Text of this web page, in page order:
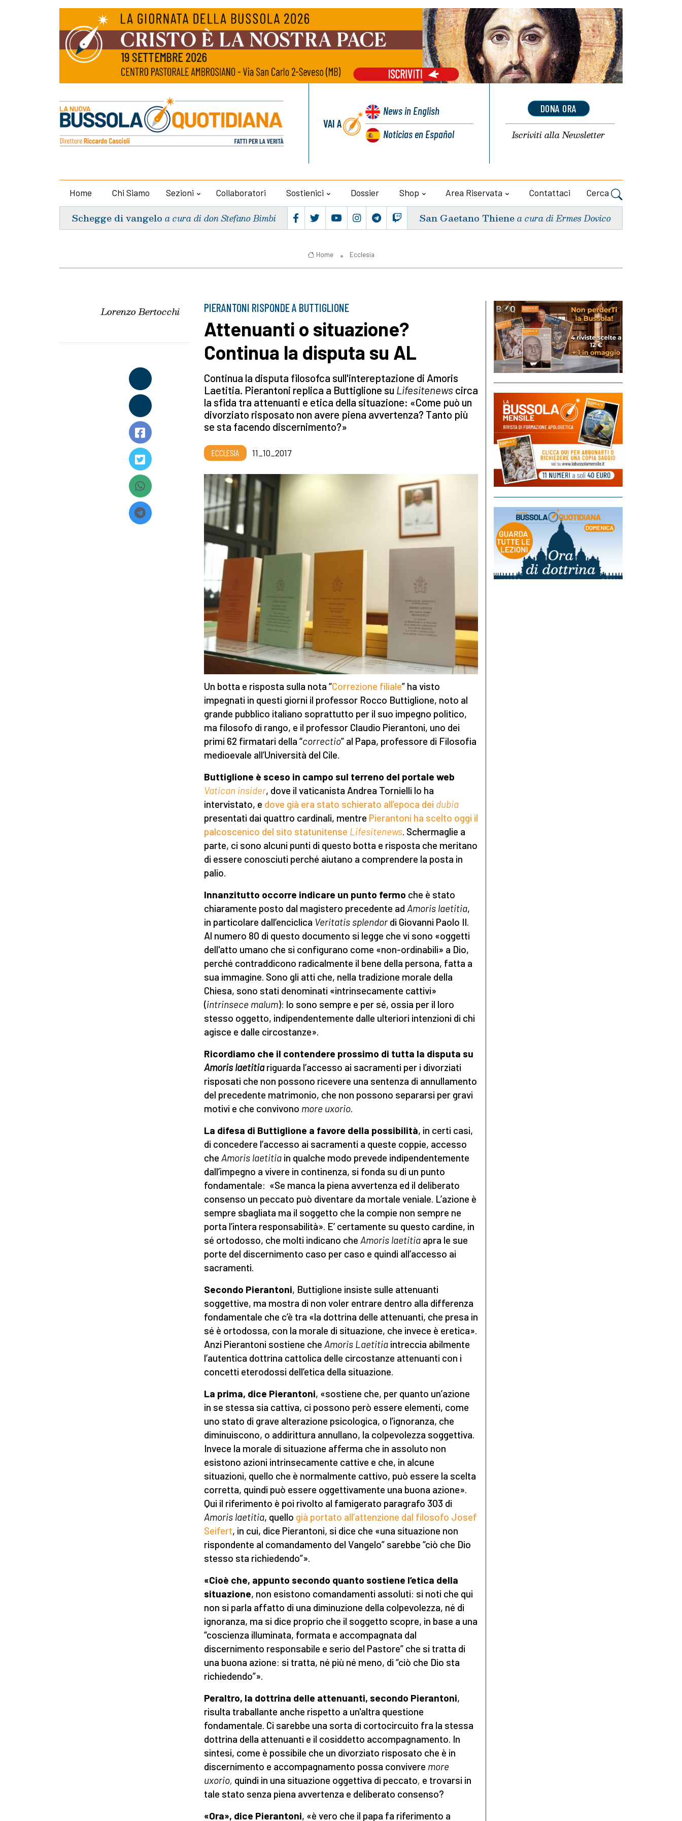
VAI A
Newsin English
Noticiasen Español
DONA ORA
Iscriviti allaNewsletter
Home Chi Siamo Sezioni Collaboratori Sostienici Dossier Shop Area Riservata Contattaci Cerca
Schegge di vangelo a cura di don Stefano Bimbi San Gaetano Thiene a cura di Ermes Dovico
Home Ecclesia
Lorenzo Bertocchi PIERANTONI RISPONDE A BUTTIGLIONE
Attenuanti o situazione?
Continua la disputa su AL
Continua la disputa filosofca sull'intereptazione di Amoris
Laetitia. Pierantoni replica a Buttiglione su Lifesitenews circa
la sfida tra attenuanti e etica della situazione: «Come può un
divorziato risposato non avere piena avvertenza? Tanto più
se sta facendo discernimento?»
ECCLESIA 11_10_2017
Un botta e risposta sulla nota “Correzione filiale” ha visto
impegnati in questi giorni il professor Rocco Buttiglione, noto al
grande pubblico italiano soprattutto per il suo impegno politico,
ma filosofo di rango, e il professor Claudio Pierantoni, uno dei
primi 62 firmatari della “correctio” al Papa, professore di Filosofia
medioevale all’Università del Cile.
Buttiglione è sceso in campo sul terreno del portale web
Vatican insider, dove il vaticanista Andrea Tornielli lo ha
intervistato, e dove già era stato schierato all’epoca dei dubia
presentati dai quattro cardinali, mentre Pierantoni ha scelto oggi il
palcoscenico del sito statunitense Lifesitenews. Schermaglie a
parte, ci sono alcuni punti di questo botta e risposta che meritano
di essere conosciuti perché aiutano a comprendere la posta in
palio.
Innanzitutto occorre indicare un punto fermo che è stato
chiaramente posto dal magistero precedente ad Amoris laetitia,
in particolare dall’enciclica Veritatis splendordi Giovanni Paolo II.
Al numero 80 di questo documento si legge che vi sono «oggetti
dell'atto umano che si configurano come «non-ordinabili» a Dio,
perché contraddicono radicalmente il bene della persona, fatta a
sua immagine. Sono gli atti che, nella tradizione morale della
Chiesa, sono stati denominati «intrinsecamente cattivi»
(intrinsece malum): lo sono sempre e per sé, ossia per il loro
stesso oggetto, indipendentemente dalle ulteriori intenzioni di chi
agisce e dalle circostanze».
Ricordiamo che il contendere prossimo di tutta la disputa su
Amoris laetitiariguarda l’accesso ai sacramenti per i divorziati
risposati che non possono ricevere una sentenza di annullamento
del precedente matrimonio, che non possono separarsi per gravi
motivi e che convivono more uxorio.
La difesa di Buttiglione a favore della possibilità, in certi casi,
di concedere l’accesso ai sacramenti a queste coppie, accesso
che Amoris laetitia in qualche modo prevede indipendentemente
dall’impegno a vivere in continenza, si fonda su di un punto
fondamentale: «Se manca la piena avvertenza ed il deliberato
consenso un peccato può diventare da mortale veniale. L’azione è
sempre sbagliata ma il soggetto che la compie non sempre ne
porta l’intera responsabilità». E’ certamente su questo cardine, in
sé ortodosso, che molti indicano che Amoris laetitia apra le sue
porte del discernimento caso per caso e quindi all’accesso ai
sacramenti.
Secondo Pierantoni, Buttiglione insiste sulle attenuanti
soggettive, ma mostra di non voler entrare dentro alla differenza
fondamentale che c’è tra «la dottrina delle attenuanti, che presa in
sé è ortodossa, con la morale di situazione, che invece è eretica».
Anzi Pierantoni sostiene che Amoris Laetitia intreccia abilmente
l’autentica dottrina cattolica delle circostanze attenuanti con i
concetti eterodossi dell’etica della situazione.
La prima, dice Pierantoni, «sostiene che, per quanto un’azione
in se stessa sia cattiva, ci possono però essere elementi, come
uno stato di grave alterazione psicologica, o l’ignoranza, che
diminuiscono, o addirittura annullano, la colpevolezza soggettiva.
Invece la morale di situazione afferma che in assoluto non
esistono azioni intrinsecamente cattive e che, in alcune
situazioni, quello che è normalmente cattivo, può essere la scelta
corretta, quindi può essere oggettivamente una buona azione».
Qui il riferimento è poi rivolto al famigerato paragrafo 303 di
Amoris laetitia, quello già portato all’attenzione dal filosofo Josef
Seifert, in cui, dice Pierantoni, si dice che «una situazione non
rispondente al comandamento del Vangelo” sarebbe “ciò che Dio
stesso sta richiedendo”».
«Cioè che, appunto secondo quanto sostiene l’etica della
situazione, non esistono comandamenti assoluti: si noti che qui
non si parla affatto di una diminuzione della colpevolezza, né di
ignoranza, ma si dice proprio che il soggetto scopre, in base a una
“coscienza illuminata, formata e accompagnata dal
discernimento responsabile e serio del Pastore” che si tratta di
una buona azione: si tratta, né più né meno, di “ciò che Dio sta
richiedendo”».
Peraltro, la dottrina delle attenuanti, secondo Pierantoni,
risulta traballante anche rispetto a un'altra questione
fondamentale. Ci sarebbe una sorta di cortocircuito fra la stessa
dottrina della attenuanti e il cosiddetto accompagnamento. In
sintesi, come è possibile che un divorziato risposato che è in
discernimento e accompagnamento possa convivere more
uxorio, quindi in una situazione oggettiva di peccato, e trovarsi in
tale stato senza piena avvertenza e deliberato consenso?
«Ora», dice Pierantoni, «è vero che il papa fa riferimento a